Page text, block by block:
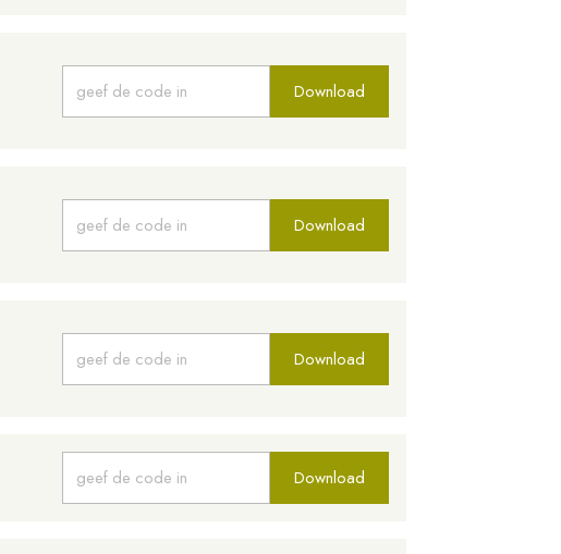
Download
Download
Download
Download